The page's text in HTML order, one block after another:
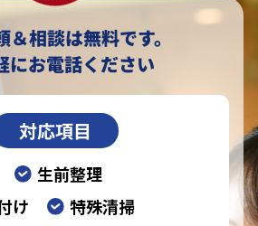
＆相談は無料です。
にお電話ください
対応項目
生前整理
け
特殊清掃